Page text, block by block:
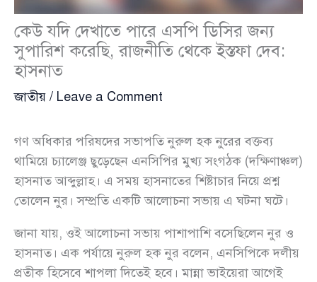
কেউ যদি দেখাতে পারে এসপি ডিসির জন্য
সুপারিশ করেছি, রাজনীতি থেকে ইস্তফা দেব:
হাসনাত
জাতীয় / Leave a Comment
গণ অধিকার পরিষদের সভাপতি নুরুল হক নুরের বক্তব্য
থামিয়ে চ্যালেঞ্জ ছুড়েছেন এনসিপির মুখ্য সংগঠক (দক্ষিণাঞ্চল)
হাসনাত আব্দুল্লাহ। এ সময় হাসনাতের শিষ্টাচার নিয়ে প্রশ্ন
তোলেন নুর। সম্প্রতি একটি আলোচনা সভায় এ ঘটনা ঘটে।
জানা যায়, ওই আলোচনা সভায় পাশাপাশি বসেছিলেন নুর ও
হাসনাত। এক পর্যায়ে নুরুল হক নুর বলেন, এনসিপিকে দলীয়
প্রতীক হিসেবে শাপলা দিতেই হবে। মান্না ভাইয়েরা আগেই